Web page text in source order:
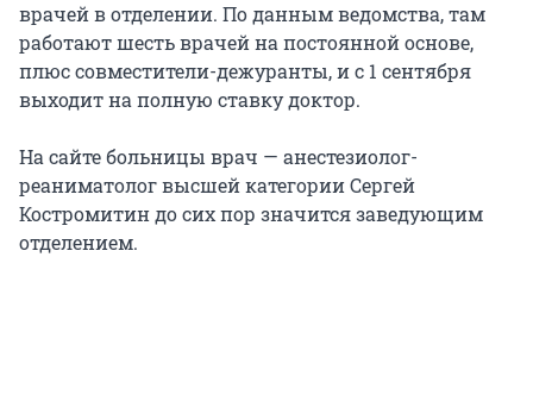
врачей в отделении. По данным ведомства, там
работают шесть врачей на постоянной основе,
плюс совместители-дежуранты, и с 1 сентября
выходит на полную ставку доктор.
На сайте больницы врач — анестезиолог-
реаниматолог высшей категории Сергей
Костромитин до сих пор значится заведующим
отделением.